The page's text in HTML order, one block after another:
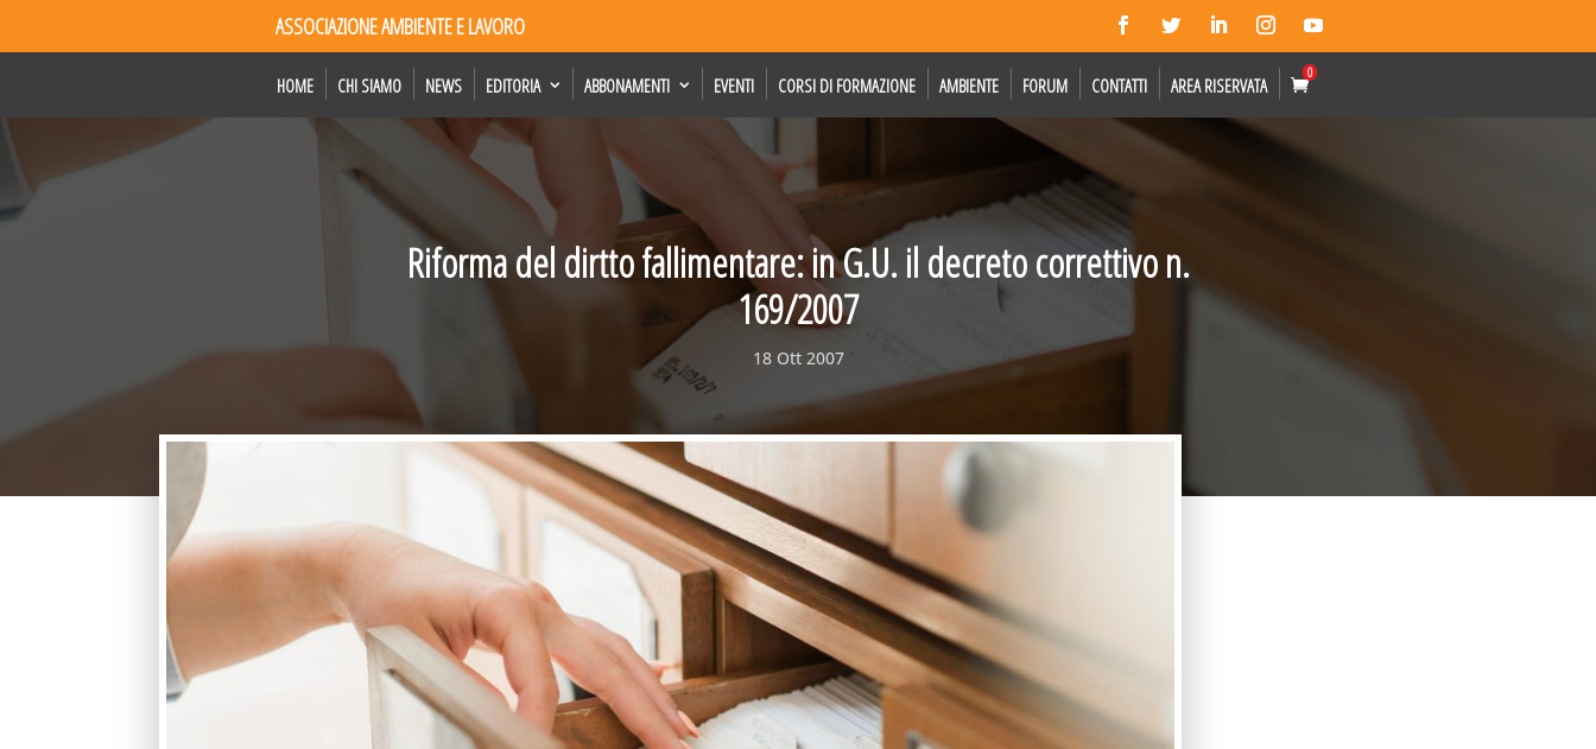
ASSOCIAZIONE AMBIENTE E LAVORO
HOME CHI SIAMO NEWS EDITORIA ABBONAMENTI EVENTI CORSI DI FORMAZIONE AMBIENTE FORUM CONTATTI AREA RISERVATA
0
Riforma del dirtto fallimentare: in G.U. il decreto correttivo n.
169/2007
18 Ott 2007